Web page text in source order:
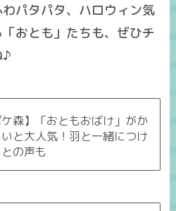
パタパタ、ハロウィン気
おとも」たちも、ぜひチ
♪
ケ森】「おともおばけ」がか
と大人気！羽と一緒につけ
の声も